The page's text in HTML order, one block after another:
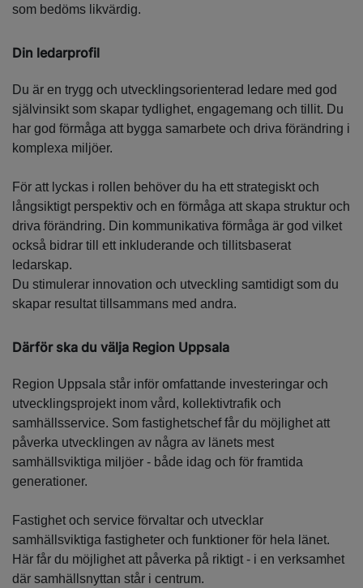
som bedöms likvärdig.
Din ledarprofil
Du är en trygg och utvecklingsorienterad ledare med god
självinsikt som skapar tydlighet, engagemang och tillit. Du
har god förmåga att bygga samarbete och driva förändring i
komplexa miljöer.
För att lyckas i rollen behöver du ha ett strategiskt och
långsiktigt perspektiv och en förmåga att skapa struktur och
driva förändring. Din kommunikativa förmåga är god vilket
också bidrar till ett inkluderande och tillitsbaserat
ledarskap.
Du stimulerar innovation och utveckling samtidigt som du
skapar resultat tillsammans med andra.
Därför ska du välja Region Uppsala
Region Uppsala står inför omfattande investeringar och
utvecklingsprojekt inom vård, kollektivtrafik och
samhällsservice. Som fastighetschef får du möjlighet att
påverka utvecklingen av några av länets mest
samhällsviktiga miljöer - både idag och för framtida
generationer.
Fastighet och service förvaltar och utvecklar
samhällsviktiga fastigheter och funktioner för hela länet.
Här får du möjlighet att påverka på riktigt - i en verksamhet
där samhällsnyttan står i centrum.